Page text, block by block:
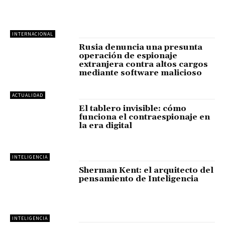
INTERNACIONAL
ACTUALIDAD
Rusia denuncia una presunta
operación de espionaje
extranjera contra altos cargos
mediante software malicioso
INTELIGENCIA
El tablero invisible: cómo
funciona el contraespionaje en
la era digital
INTELIGENCIA
Sherman Kent: el arquitecto del
pensamiento de Inteligencia